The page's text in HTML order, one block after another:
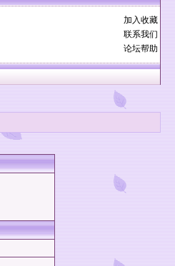
加入收藏
联系我们
论坛帮助